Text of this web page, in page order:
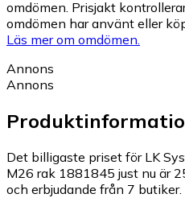
omdömen. Prisjakt
omdömen har använt eller
Läs mer om omdömen.
Annons
Annons
Det billigaste priset för LK
M26 rak 1881845 just nu är
och erbjudande från 7 butiker.